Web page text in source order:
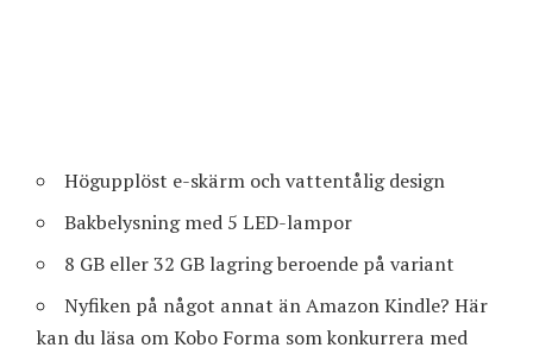
Högupplöst e-skärm och vattentålig design
Bakbelysning med 5 LED-lampor
8 GB eller 32 GB lagring beroende på variant
Nyfiken på något annat än Amazon Kindle? Här
kan du läsa om Kobo Forma som konkurrera med